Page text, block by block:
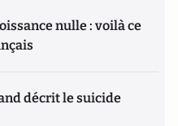
nulle : voilà ce
décrit le suicide